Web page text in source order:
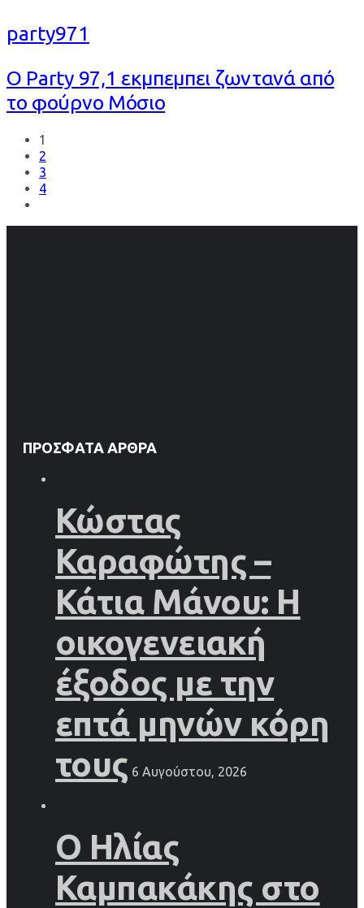
party971
Ο Party 97,1 εκμπεμπει ζωντανά από
το φούρνο Μόσιο
1
2
3
4
ΠΡΌΣΦΑΤΑ ΆΡΘΡΑ
Κώστας
Καραφώτης –
Κάτια Μάνου: Η
οικογενειακή
έξοδος με την
επτά μηνών κόρη
τους 6 Αυγούστου, 2026
Ο Ηλίας
Καμπακάκης στο